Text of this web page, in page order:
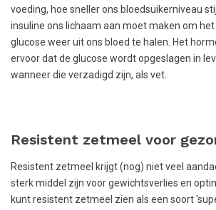
voeding, hoe sneller ons bloedsuikerniveau
insuline ons lichaam aan moet maken om
glucose weer uit ons bloed te halen. Het
ervoor dat de glucose wordt opgeslagen in
wanneer die verzadigd zijn, als vet.
Resistent zetmeel voor
Resistent zetmeel krijgt (nog) niet veel
sterk middel zijn voor gewichtsverlies en
kunt resistent zetmeel zien als een soort